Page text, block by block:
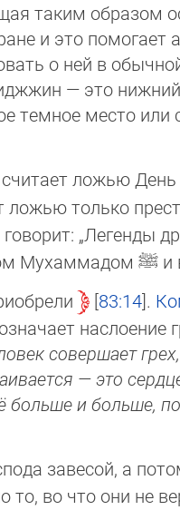
таким
и это
о ней в
— это
темное место или
ложью
ложью только
„Легенды
Мухам­мадом ﷺ и
83:14 .
наслоение
совершает
— это
больше и больше,
завесой, а
то, во что они не